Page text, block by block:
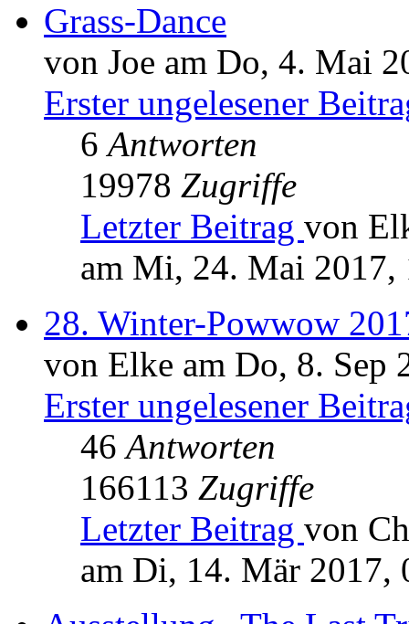
Grass-Dance
von Joe am Do, 4. Mai
Erster ungelesener
6Antworten
19978 Zugriffe
Letzter Beitrag von
am Mi, 24. Mai 2017,
28. Winter-Powwow
von Elke am Do, 8. Sep
Erster ungelesener
46Antworten
166113 Zugriffe
Letzter Beitrag von
am Di, 14. Mär 2017,